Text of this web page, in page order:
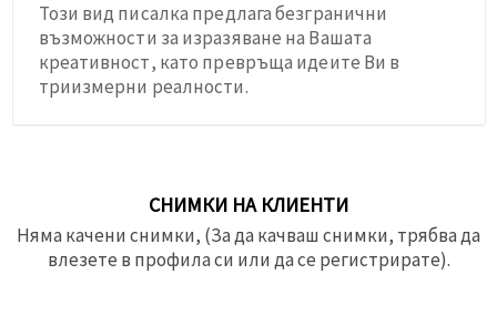
Този вид писалка предлага безгранични
възможности за изразяване на Вашата
креативност, като превръща идеите Ви в
триизмерни реалности.
СНИМКИ НА КЛИЕНТИ
Няма качени снимки, (За да качваш снимки, трябва да
влезете в профила си или да се регистрирате).